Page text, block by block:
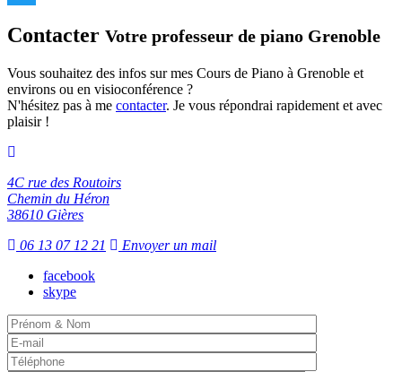
Contacter Votre professeur de piano Grenoble
Vous souhaitez des infos sur mes Cours de Piano à Grenoble et
environs ou en visioconférence ?
N'hésitez pas à me contacter. Je vous répondrai rapidement et avec
plaisir !
4C rue des Routoirs
Chemin du Héron
38610 Gières
06 13 07 12 21
Envoyer un mail
facebook
skype